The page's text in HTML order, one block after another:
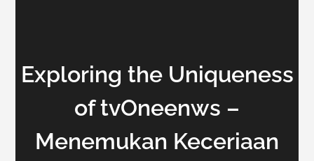
Exploring the Uniqueness
of tvOneenws –
Menemukan Keceriaan